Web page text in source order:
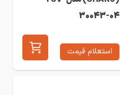
30043-04
استعلام قیمت